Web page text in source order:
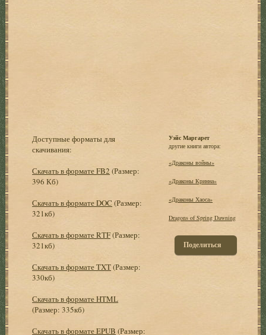
Доступные форматы для
скачивания:
Скачать в формате FB2 (Размер:
396 Кб)
Скачать в формате DOC (Размер:
321кб)
Скачать в формате RTF(Размер:
321кб)
Скачать в формате TXT(Размер:
330кб)
Скачать в формате HTML
(Размер: 335кб)
Скачать в формате EPUB (Размер:
Уэйс Маргарет
другие книги автора:
«Драконы войны»
«Драконы Кринна»
«Драконы Хаоса»
Dragons of Spring Dawning
Поделиться